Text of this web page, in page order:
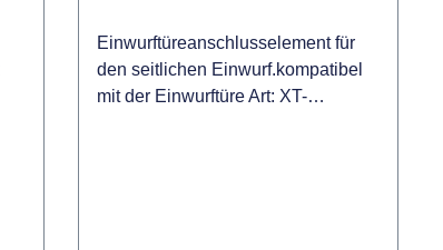
Einwurftüreanschlusselement für
den seitlichen Einwurf.kompatibel
mit der Einwurftüre Art: XT-